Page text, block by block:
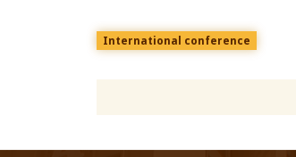
Menu
top
International conference